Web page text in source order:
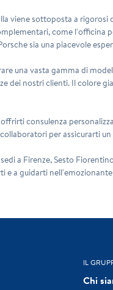
viene sottoposta a
come l'officina
sia una piacevole
una vasta gamma di
dei nostri clienti. Il colore
consulenza
per assicurarti
a Firenze, Sesto
e a guidarti
IL
Chi